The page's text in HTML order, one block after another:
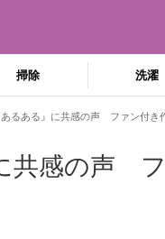
掃除 洗濯
るある』に共感の声 ファン付き
共感の声